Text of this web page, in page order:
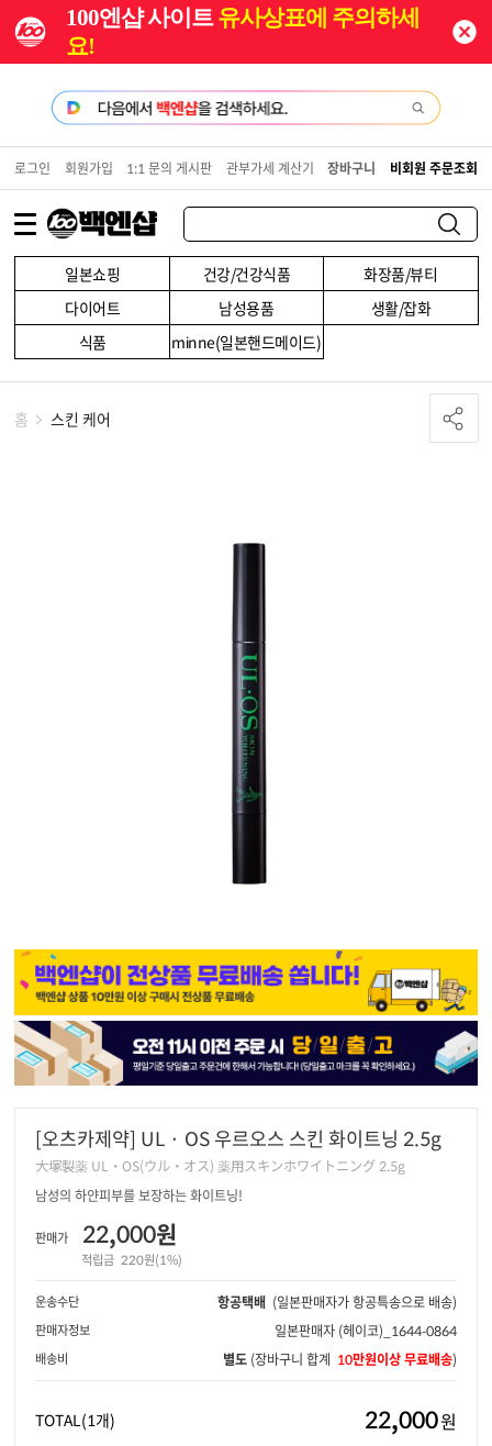
100엔샵 사이트유사상표에 주의하세
요!
일본쇼핑 건강/건강식품
화장품/뷰티
다이어트
남성용품
생활/잡화
식품
minne(일본핸드메이드)
로그인 회원가입 1:1 문의 게시판 관부가세 계산기 장바구니 비회원 주문조회
홈 스킨 케어
[오츠카제약] UL · OS 우르오스 스킨 화이트닝 2.5g
大塚製薬 UL・OS(ウル・オス) 薬用スキンホワイトニング 2.5g
남성의 하얀피부를 보장하는 화이트닝!
판매가 22,000원
적립금 220원(1%)
운송수단 항공택배 (일본판매자가 항공특송으로 배송)
판매자정보 일본판매자 (헤이코)_1644-0864
배송비 별도 (장바구니 합계 10만원이상 무료배송)
TOTAL 22,000원
(1개)